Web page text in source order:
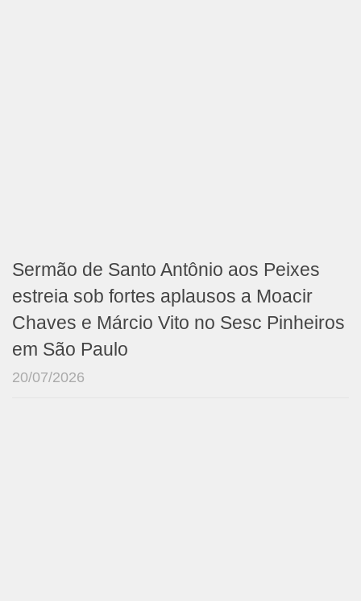
Sermão de Santo Antônio aos Peixes
estreia sob fortes aplausos a Moacir
Chaves e Márcio Vito no Sesc Pinheiros
em São Paulo
20/07/2026